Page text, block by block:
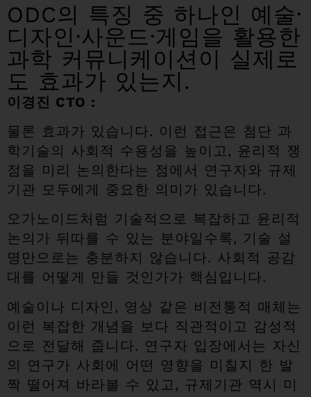
ODC의 특징 중 하나인 예술·
디자인·사운드·게임을 활용한
과학 커뮤니케이션이 실제로
도 효과가 있는지.
이경진 CTO :
물론 효과가 있습니다. 이런 접근은 첨단 과
학기술의 사회적 수용성을 높이고, 윤리적 쟁
점을 미리 논의한다는 점에서 연구자와 규제
기관 모두에게 중요한 의미가 있습니다.
오가노이드처럼 기술적으로 복잡하고 윤리적
논의가 뒤따를 수 있는 분야일수록, 기술 설
명만으로는 충분하지 않습니다. 사회적 공감
대를 어떻게 만들 것인가가 핵심입니다.
예술이나 디자인, 영상 같은 비전통적 매체는
이런 복잡한 개념을 보다 직관적이고 감성적
으로 전달해 줍니다. 연구자 입장에서는 자신
의 연구가 사회에 어떤 영향을 미칠지 한 발
짝 떨어져 바라볼 수 있고, 규제기관 역시 미